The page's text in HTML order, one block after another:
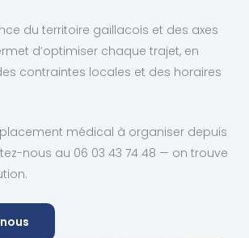
du territoire gaillacois et des axes
d’optimiser chaque trajet, en
contraintes locales et des horaires
médical à organiser depuis
nous au 06 03 43 74 48 — on trouve